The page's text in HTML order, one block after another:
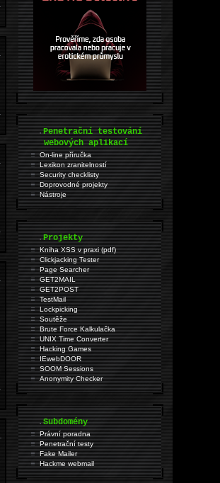
.Penetrační testování
webových aplikací
On-line příručka
Lexikon zranitelností
Security checklisty
Doprovodné projekty
Nástroje
.Projekty
Kniha XSS v praxi (pdf)
Clickjacking Tester
Page Searcher
GET2MAIL
GET2POST
TestMail
Lockpicking
Soutěže
Brute Force Kalkulačka
UNIX Time Converter
Hacking Games
IEwebDOOR
SOOM Sessions
Anonymity Checker
.Subdomény
Právní poradna
Penetrační testy
Fake Mailer
Hackme webmail